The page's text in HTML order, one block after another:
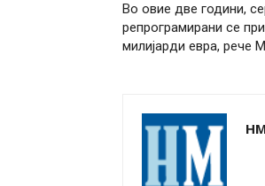
Во овие две години,
репрограмирани се
милијарди евра, рече